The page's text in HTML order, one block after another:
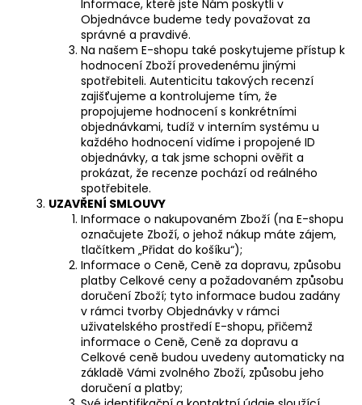
Informace, které jste Nám poskytli v
Objednávce budeme tedy považovat za
správné a pravdivé.
Na našem E-shopu také poskytujeme přístup k
hodnocení Zboží provedenému jinými
spotřebiteli. Autenticitu takových recenzí
zajišťujeme a kontrolujeme tím, že
propojujeme hodnocení s konkrétními
objednávkami, tudíž v interním systému u
každého hodnocení vidíme i propojené ID
objednávky, a tak jsme schopni ověřit a
prokázat, že recenze pochází od reálného
spotřebitele.
UZAVŘENÍ SMLOUVY
Informace o nakupovaném Zboží (na E-shopu
označujete Zboží, o jehož nákup máte zájem,
tlačítkem „Přidat do košíku“);
Informace o Ceně, Ceně za dopravu, způsobu
platby Celkové ceny a požadovaném způsobu
doručení Zboží; tyto informace budou zadány
v rámci tvorby Objednávky v rámci
uživatelského prostředí E-shopu, přičemž
informace o Ceně, Ceně za dopravu a
Celkové ceně budou uvedeny automaticky na
základě Vámi zvolného Zboží, způsobu jeho
doručení a platby;